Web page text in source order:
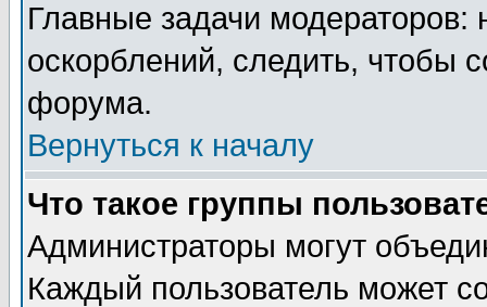
Главные задачи
оскорблений, следить, чтобы
форума.
Вернуться к началу
Что такое группы
Администраторы могут
Каждый пользователь может